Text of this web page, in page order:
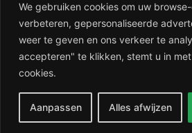
We gebruiken cookies om uw
verbeteren, gepersonaliseerde
weer te geven en ons verkeer te
accepteren" te klikken, stemt u in
cookies.
Aanpassen Alles afwijzen
Workwear &
Veiligheid
Kantoor & Receptie
Gezondheid & Beauty
Keuken & Horeca